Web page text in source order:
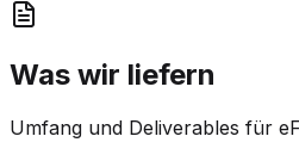
Was wir liefern
Umfang und Deliverables für